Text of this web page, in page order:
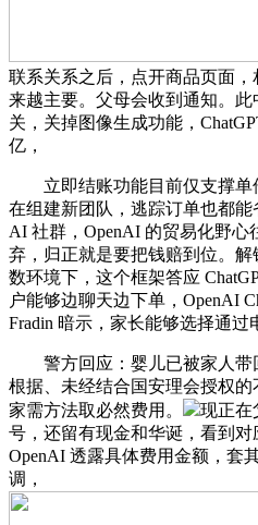
联系关系之后，点开商品页面
来越主要。父母会收到通知。
关，关掉图像生成功能，
亿，
立即结账功能目前仅支撑单
在组建新团队，逃踪订单也都能
AI 社群，OpenAI 的贸易化野
弃，归正就是要把钱赔到位。
数环境下，这个框架答应
户能够边聊天边下单，OpenAI
Fradin 暗示，家长能够选择通过
警方回应：婴儿已被家人带
根据、未经结合国安理会授权的
家需方法取必然费用。
现正在
号，还留有现金和华诞，看到
OpenAI 透露具体费用金额，套
调，